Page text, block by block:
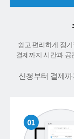
쉽고 편리하게 정
결제까지 시간과 공
신청부터 결제